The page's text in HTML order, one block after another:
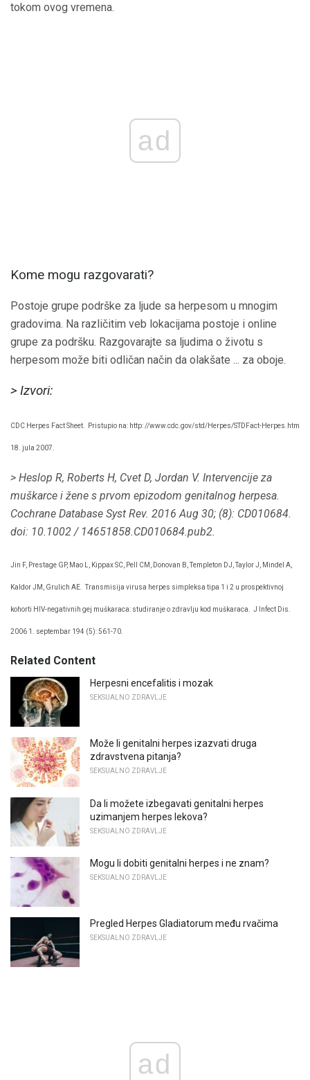
tokom ovog vremena.
ad
Kome mogu razgovarati?
Postoje grupe podrške za ljude sa herpesom u mnogim
gradovima. Na različitim veb lokacijama postoje i online
grupe za podršku. Razgovarajte sa ljudima o životu s
herpesom može biti odličan način da olakšate ... za oboje.
> Izvori:
CDC Herpes Fact Sheet. Pristupio na: http: //www.cdc.gov/std/Herpes/STDFact-Herpes.htm
18. jula 2007.
> Heslop R, Roberts H, Cvet D, Jordan V. Intervencije za
muškarce i žene s prvom epizodom genitalnog herpesa.
Cochrane Database Syst Rev. 2016 Aug 30; (8): CD010684.
doi: 10.1002 / 14651858.CD010684.pub2.
Jin F, Prestage GP, Mao L, Kippax SC, Pell CM, Donovan B, Templeton DJ, Taylor J, Mindel A,
Kaldor JM, Grulich AE. Transmisija virusa herpes simpleksa tipa 1 i 2 u prospektivnoj
kohorti HIV-negativnih gej muškaraca: studiranje o zdravlju kod muškaraca. J Infect Dis.
2006 1. septembar 194 (5): 561-70.
Related Content
Herpesni encefalitis i mozak
SEKSUALNO ZDRAVLJE
Može li genitalni herpes izazvati druga
zdravstvena pitanja?
SEKSUALNO ZDRAVLJE
Da li možete izbegavati genitalni herpes
uzimanjem herpes lekova?
SEKSUALNO ZDRAVLJE
Mogu li dobiti genitalni herpes i ne znam?
SEKSUALNO ZDRAVLJE
Pregled Herpes Gladiatorum među rvačima
SEKSUALNO ZDRAVLJE
ad